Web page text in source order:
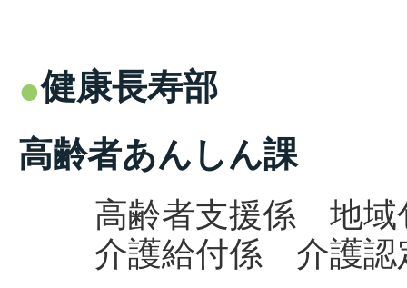
健康長寿部
高齢者あんしん課
高齢者支援係 地
介護給付係 介護認